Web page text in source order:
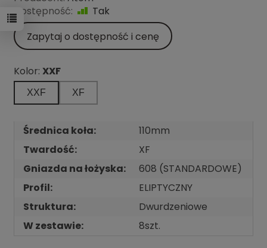
Dostępność:
Tak
Zapytaj o dostępność i cenę
Kolor: XXF
XXF XF
Średnica koła:
110mm
Twardość:
XF
Gniazda na łożyska:
608 (STANDARDOWE)
Profil:
ELIPTYCZNY
Struktura:
Dwurdzeniowe
W zestawie:
8szt.